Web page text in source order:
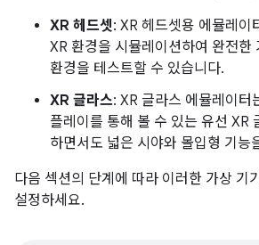
XR 헤드셋: XR 헤드셋용 에뮬레이
XR 환경을 시뮬레이션하여 완전한
환경을 테스트할 수 있습니다.
XR 글라스: XR 글라스 에뮬레이터
플레이를 통해 볼 수 있는 유선 XR
하면서도 넓은 시야와 몰입형 기능
다음 섹션의 단계에 따라 이러한 가상 기
설정하세요.